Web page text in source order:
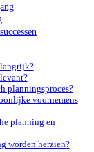
planningsproces?
voornemens
planning en
worden herzien?